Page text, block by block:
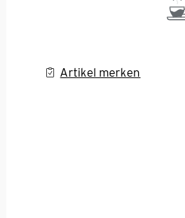
Artikel merken